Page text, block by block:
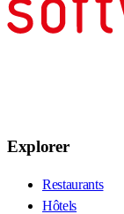
Explorer
Restaurants
Hôtels